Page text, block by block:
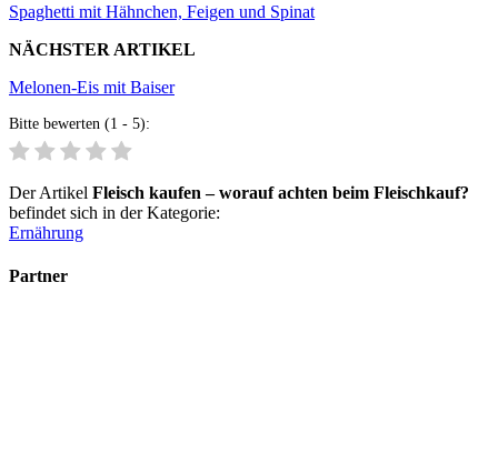
Spaghetti mit Hähnchen, Feigen und Spinat
NÄCHSTER ARTIKEL
Melonen-Eis mit Baiser
Bitte bewerten (1 - 5):
Der Artikel Fleisch kaufen – worauf achten beim Fleischkauf?
befindet sich in der Kategorie:
Ernährung
Partner